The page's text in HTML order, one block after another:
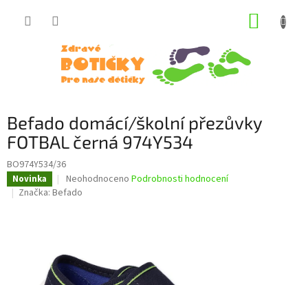
Befado domácí/školní přezůvky
FOTBAL černá 974Y534
BO974Y534/36
Novinka
Průměrné
hodnocení
5
hvězdiček.
Neohodnoceno Podrobnosti hodnocení
Značka: Befado